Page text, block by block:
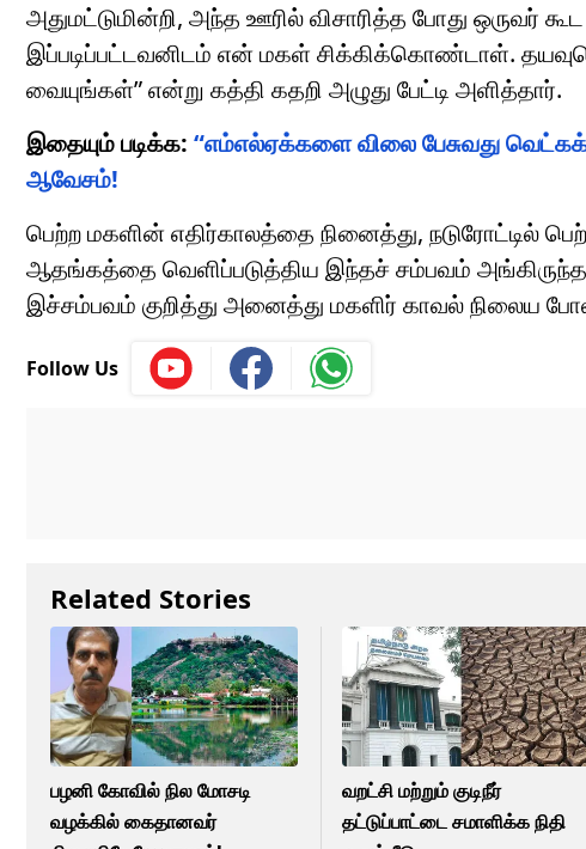
அதுமட்டுமின்றி, அந்த ஊரில் விசாரித்த போது ஒருவர்
இப்படிப்பட்டவனிடம் என் மகள் சிக்கிக்கொண்டாள்.
வையுங்கள்” என்று கத்தி கதறி அழுது பேட்டி அளித்தார்.
இதையும் படிக்க: “எம்எல்ஏக்களை விலை பேசுவது
ஆவேசம்!
பெற்ற மகளின் எதிர்காலத்தை நினைத்து, நடுரோட்டில்
ஆதங்கத்தை வெளிப்படுத்திய இந்தச் சம்பவம்
இச்சம்பவம் குறித்து அனைத்து மகளிர் காவல் நிலைய
Follow Us
Related Stories
பழனி கோவில் நில மோசடி
வழக்கில் கைதானவர்
வறட்சி மற்றும் குடிநீர்
தட்டுப்பாட்டை சமாளிக்க நிதி